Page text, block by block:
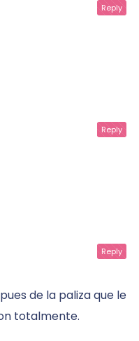
Reply
Reply
de la paliza que le
totalmente.
Reply